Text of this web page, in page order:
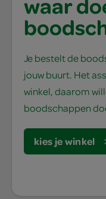
Je bestelt de
jouw buurt. Het
winkel, daarom
boodschappen
kies je winkel